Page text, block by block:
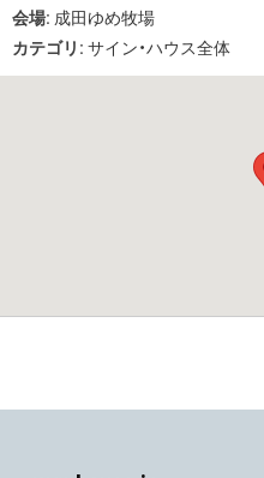
会場: 成田ゆめ牧場
カテゴリ: サイン・ハウス全体